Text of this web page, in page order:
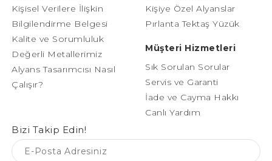
Kişisel Verilere İlişkin
Bilgilendirme Belgesi
Kalite ve Sorumluluk
Değerli Metallerimiz
Alyans Tasarımcısı Nasıl
Çalışır?
Kişiye Özel Alyanslar
Pırlanta Tektaş Yüzük
Müşteri Hizmetleri
Sık Sorulan Sorular
Servis ve Garanti
İade ve Cayma Hakkı
Canlı Yardım
Bizi Takip Edin!